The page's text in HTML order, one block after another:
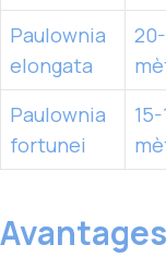
Paulownia
elongata
Paulownia
fortunei
15-